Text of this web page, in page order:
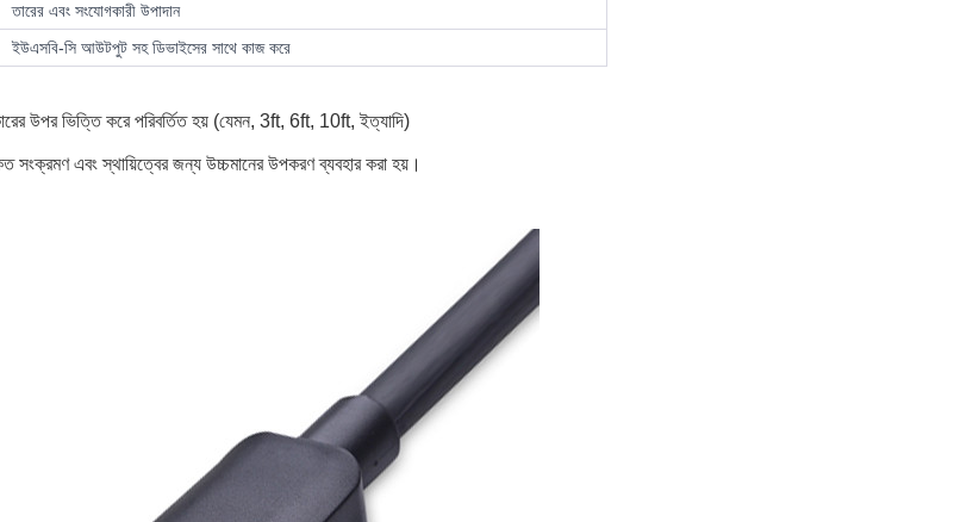
তারের এবং সংযোগকারী উপাদান
ইউএসবি-সি আউটপুট সহ ডিভাইসের সাথে কাজ করে
আকারের উপর ভিত্তি করে পরিবর্তিত হয় (যেমন, 3ft, 6ft, 10ft, ইত্যাদি)
সংক্রমণ এবং স্থায়িত্বের জন্য উচ্চমানের উপকরণ ব্যবহার করা হয়।